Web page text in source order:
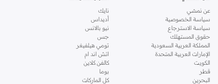
اليه.
تسوقي دوروثي بيركنز اون لاين مسقط
تسوقي دوروثي بيركنز اون لاين من نمشي واستمتعي باكثر من الف ستايل من مجموعة
دوروثي بيركنز الشهيرة. تصفحي المجموعة كاملة في متجر دوروثي بيركنز اون لاين او
استخدمي القائمة لتحديد تجربة تسوق دوروثي بيركنز اون لاين. خدمة التوصيل السريعة
والدعم الاستثنائي يضمن لك تجربة تسوق ممتعة دائما مع نمشي.
عن نمشي
سياسة الخصوصية
سياسة الاسترجاع
حقوق المستهلك
المملكة العربية السعودية
الإمارات العربية المتحدة
الكويت
قطر
البحرين
نايك
أديداس
نيو بالانس
جس
تومي هيلفيغر
اتش اند ام
كالفن كلاين
بوما
كل الماركات